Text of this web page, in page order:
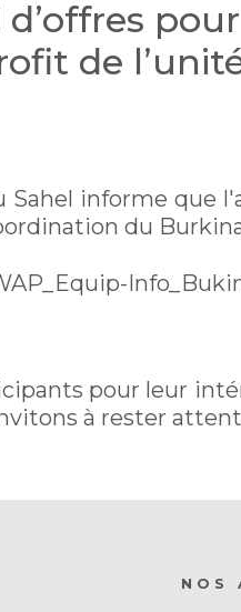
de
Sahel informe que
du
pour leur
à rester
NOS